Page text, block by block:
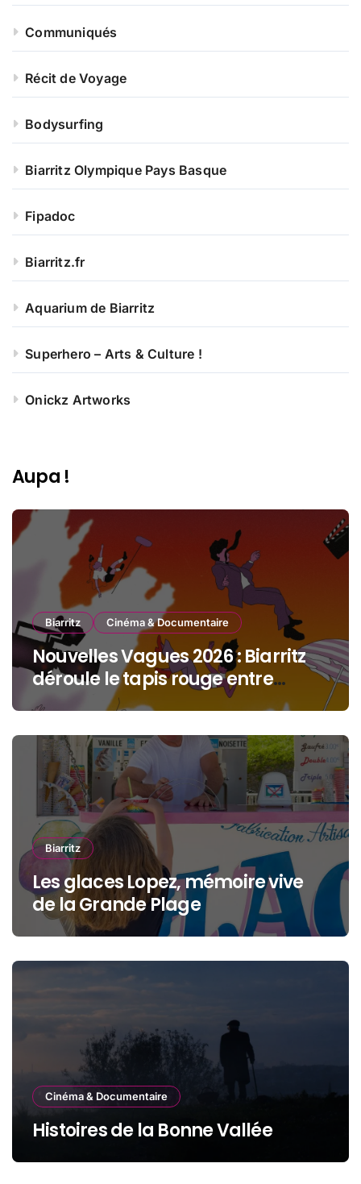
Communiqués
Récit de Voyage
Bodysurfing
Biarritz Olympique Pays Basque
Fipadoc
Biarritz.fr
Aquarium de Biarritz
Superhero – Arts & Culture !
Onickz Artworks
Aupa !
Biarritz Cinéma & Documentaire
Nouvelles Vagues 2026 : Biarritz
déroule le tapis rouge entre
océan, jeunesse et cinéma
Biarritz
Les glaces Lopez, mémoire vive
de la Grande Plage
Cinéma & Documentaire
Histoires de la Bonne Vallée